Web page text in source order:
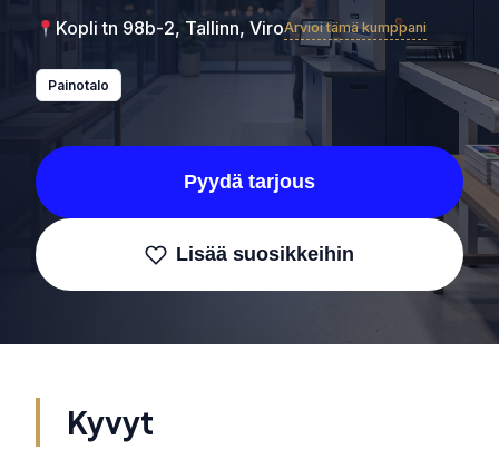
Kopli tn 98b-2, Tallinn, ViroArvioi tämä kumppani
Painotalo
Pyydä tarjous
Lisää suosikkeihin
Kyvyt